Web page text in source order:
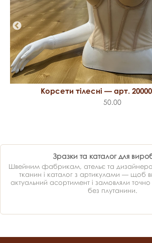
Корсети тілесні — арт.
50.00
Зразки та каталог для
Швейним фабрикам, ательє та
тканин і каталог з артикулами — щоб
актуальний асортимент і замовляли
без плутанини.